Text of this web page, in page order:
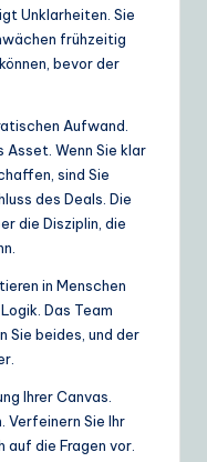
Unklarheiten. Sie
frühzeitig
bevor der
Aufwand.
Wenn Sie klar
sind Sie
des Deals. Die
die Disziplin, die
in Menschen
Das Team
Sie beides, und der
Ihrer Canvas.
Verfeinern Sie Ihr
die Fragen vor.